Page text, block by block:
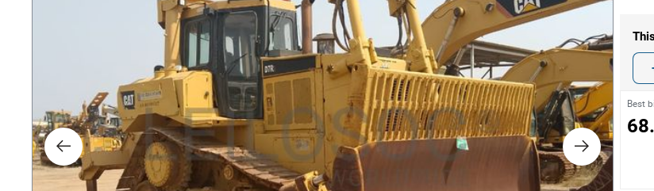
Machines
Art and Collectibles
Rights
Technology
Best